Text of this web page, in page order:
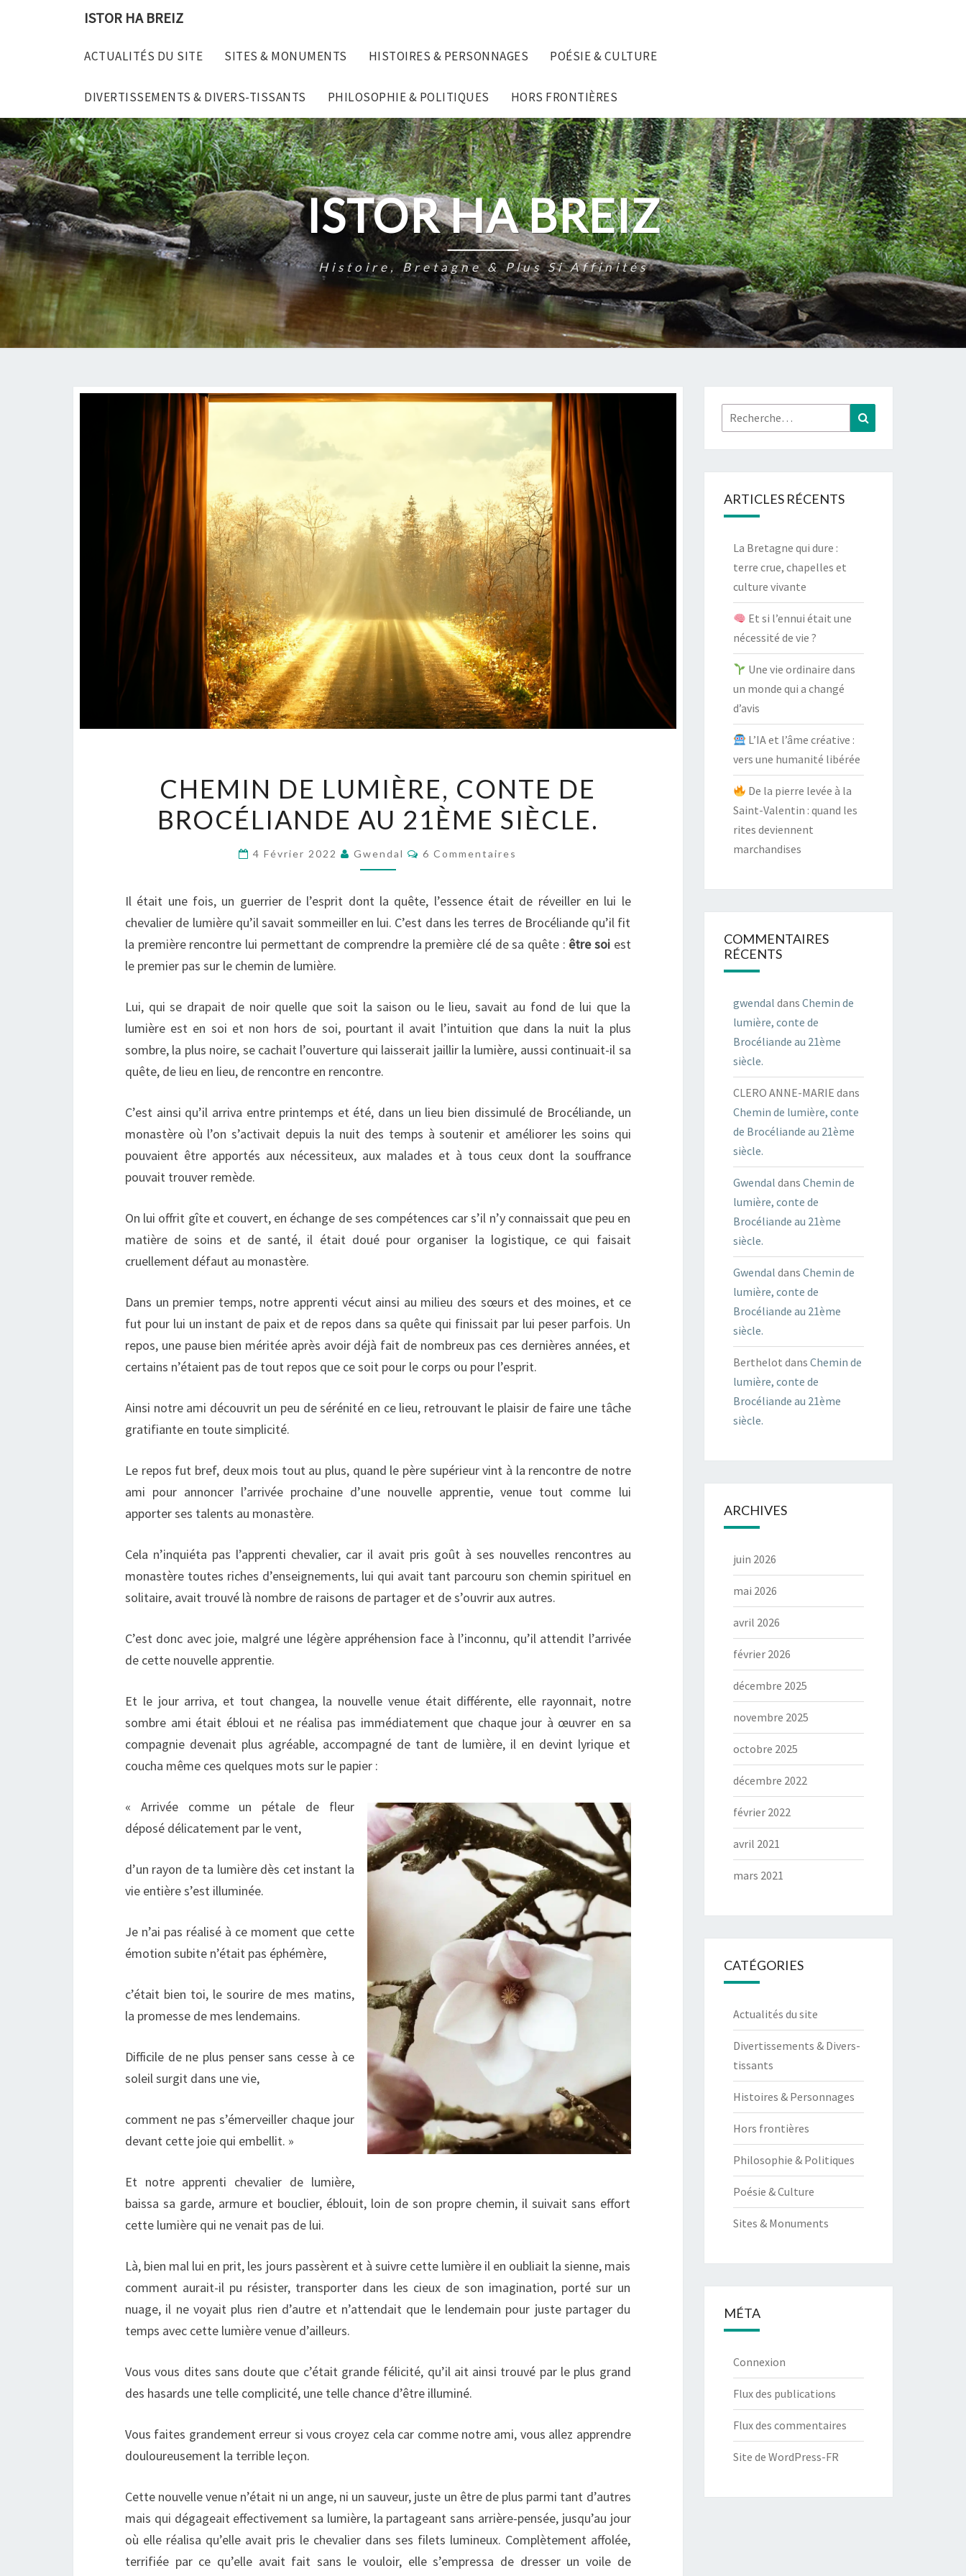
ISTOR HA BREIZ
ACTUALITÉS DU SITE SITES & MONUMENTS HISTOIRES & PERSONNAGES POÉSIE & CULTURE
DIVERTISSEMENTS & DIVERS-TISSANTS PHILOSOPHIE & POLITIQUES HORS FRONTIÈRES
ISTOR HA BREIZ
Histoire, Bretagne & Plus Si Affinités
LUMIÈRE,
CONTE
DE
AU
21ÈME
SIÈCLE.
CHEMIN DE LUMIÈRE, CONTE DE
BROCÉLIANDE AU 21ÈME SIÈCLE.
4 Février 2022 Gwendal Commentaires
6 Commentaires
Il était une fois, un guerrier de l’esprit dont la quête, l’essence était de réveiller en lui le
chevalier de lumière qu’il savait sommeiller en lui. C’est dans les terres de Brocéliande qu’il fit
la première rencontre lui permettant de comprendre la première clé de sa quête : être soiest
le premier pas sur le chemin de lumière.
Lui, qui se drapait de noir quelle que soit la saison ou le lieu, savait au fond de lui que la
lumière est en soi et non hors de soi, pourtant il avait l’intuition que dans la nuit la plus
sombre, la plus noire, se cachait l’ouverture qui laisserait jaillir la lumière, aussi continuait-il sa
quête, de lieu en lieu, de rencontre en rencontre.
C’est ainsi qu’il arriva entre printemps et été, dans un lieu bien dissimulé de Brocéliande, un
monastère où l’on s’activait depuis la nuit des temps à soutenir et améliorer les soins qui
pouvaient être apportés aux nécessiteux, aux malades et à tous ceux dont la souffrance
pouvait trouver remède.
On lui offrit gîte et couvert, en échange de ses compétences car s’il n’y connaissait que peu en
matière de soins et de santé, il était doué pour organiser la logistique, ce qui faisait
cruellement défaut au monastère.
Dans un premier temps, notre apprenti vécut ainsi au milieu des sœurs et des moines, et ce
fut pour lui un instant de paix et de repos dans sa quête qui finissait par lui peser parfois. Un
repos, une pause bien méritée après avoir déjà fait de nombreux pas ces dernières années, et
certains n’étaient pas de tout repos que ce soit pour le corps ou pour l’esprit.
Ainsi notre ami découvrit un peu de sérénité en ce lieu, retrouvant le plaisir de faire une tâche
gratifiante en toute simplicité.
Le repos fut bref, deux mois tout au plus, quand le père supérieur vint à la rencontre de notre
ami pour annoncer l’arrivée prochaine d’une nouvelle apprentie, venue tout comme lui
apporter ses talents au monastère.
Cela n’inquiéta pas l’apprenti chevalier, car il avait pris goût à ses nouvelles rencontres au
monastère toutes riches d’enseignements, lui qui avait tant parcouru son chemin spirituel en
solitaire, avait trouvé là nombre de raisons de partager et de s’ouvrir aux autres.
C’est donc avec joie, malgré une légère appréhension face à l’inconnu, qu’il attendit l’arrivée
de cette nouvelle apprentie.
Et le jour arriva, et tout changea, la nouvelle venue était différente, elle rayonnait, notre
sombre ami était ébloui et ne réalisa pas immédiatement que chaque jour à œuvrer en sa
compagnie devenait plus agréable, accompagné de tant de lumière, il en devint lyrique et
coucha même ces quelques mots sur le papier :
« Arrivée comme un pétale de fleur
déposé délicatement par le vent,
d’un rayon de ta lumière dès cet instant la
vie entière s’est illuminée.
Je n’ai pas réalisé à ce moment que cette
émotion subite n’était pas éphémère,
c’était bien toi, le sourire de mes matins,
la promesse de mes lendemains.
Difficile de ne plus penser sans cesse à ce
soleil surgit dans une vie,
comment ne pas s’émerveiller chaque jour
devant cette joie qui embellit. »
Et notre apprenti chevalier de lumière,
baissa sa garde, armure et bouclier, éblouit, loin de son propre chemin, il suivait sans effort
cette lumière qui ne venait pas de lui.
Là, bien mal lui en prit, les jours passèrent et à suivre cette lumière il en oubliait la sienne, mais
comment aurait-il pu résister, transporter dans les cieux de son imagination, porté sur un
nuage, il ne voyait plus rien d’autre et n’attendait que le lendemain pour juste partager du
temps avec cette lumière venue d’ailleurs.
Vous vous dites sans doute que c’était grande félicité, qu’il ait ainsi trouvé par le plus grand
des hasards une telle complicité, une telle chance d’être illuminé.
Vous faites grandement erreur si vous croyez cela car comme notre ami, vous allez apprendre
douloureusement la terrible leçon.
Cette nouvelle venue n’était ni un ange, ni un sauveur, juste un être de plus parmi tant d’autres
mais qui dégageait effectivement sa lumière, la partageant sans arrière-pensée, jusqu’au jour
où elle réalisa qu’elle avait pris le chevalier dans ses filets lumineux. Complètement affolée,
terrifiée par ce qu’elle avait fait sans le vouloir, elle s’empressa de dresser un voile de
Rechercher :
ARTICLES RÉCENTS
La Bretagne qui dure :
terre crue, chapelles et
culture vivante
Et si l’ennui était une
nécessité de vie ?
Une vie ordinaire dans
un monde qui a changé
d’avis
L’IA et l’âme créative :
vers une humanité libérée
De la pierre levée à la
Saint-Valentin : quand les
rites deviennent
marchandises
COMMENTAIRES
RÉCENTS
gwendal dans Chemin de
lumière, conte de
Brocéliande au 21ème
siècle.
CLERO ANNE-MARIE dans
Chemin de lumière, conte
de Brocéliande au 21ème
siècle.
Gwendal dans Chemin de
lumière, conte de
Brocéliande au 21ème
siècle.
Gwendal dans Chemin de
lumière, conte de
Brocéliande au 21ème
siècle.
Berthelot dans Chemin de
lumière, conte de
Brocéliande au 21ème
siècle.
ARCHIVES
juin 2026
mai 2026
avril 2026
février 2026
décembre 2025
novembre 2025
octobre 2025
décembre 2022
février 2022
avril 2021
mars 2021
CATÉGORIES
Actualités du site
Divertissements & Divers-
tissants
Histoires & Personnages
Hors frontières
Philosophie & Politiques
Poésie & Culture
Sites & Monuments
MÉTA
Connexion
Flux des publications
Flux des commentaires
Site de WordPress-FR